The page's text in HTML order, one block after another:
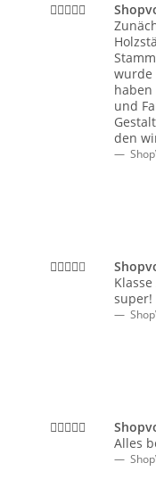
wurde
und
den
super!
Alles